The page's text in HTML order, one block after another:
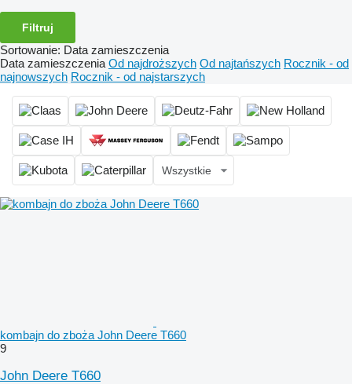
Filtruj
Sortowanie: Data zamieszczenia
Data zamieszczenia Od najdroższych Od najtańszych Rocznik - od
najnowszych Rocznik - od najstarszych
Wszystkie
kombajn do zboża John Deere T660
9
John Deere T660